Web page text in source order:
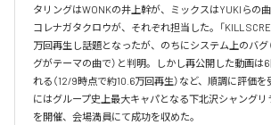
タリングはWONKの井上幹が、ミックスはYUKIらの
コレナガタクロウが、それぞれ担当した。「KILL
万回再生し話題となったが、のちにシステム上のバグ
グがテーマの曲で）と判明。しかし再公開した動画は
れる（12/9時点で約10.6万回再生）など、順調に評価
にはグループ史上最大キャパとなる下北沢シャング
を開催、会場満員にて成功を収めた。